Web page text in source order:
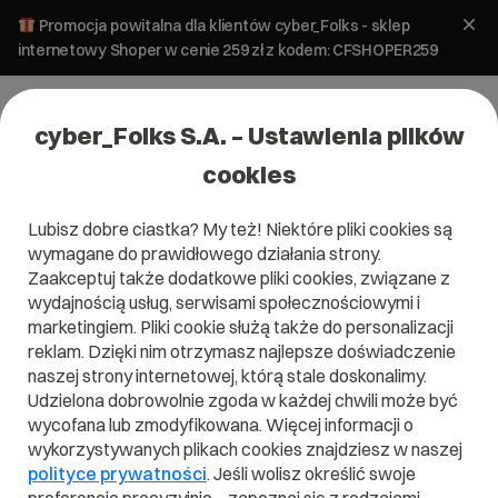
Promocja powitalna dla klientów cyber_Folks - sklep
internetowy Shoper w cenie 259 zł z kodem: CFSHOPER259
Czym jest Grafana?
Przeczytaj czym jestGrafanaw naszym słowniku.
Pomoże Ci to lepiej zrozumieć, czym dokładnie jest
cyber_Folks S.A. – Ustawienia plików
cookies
Lubisz dobre ciastka? My też! Niektóre pliki cookies są
wymagane do prawidłowego działania strony.
Zaakceptuj także dodatkowe pliki cookies, związane z
wydajnością usług, serwisami społecznościowymi i
marketingiem. Pliki cookie służą także do personalizacji
reklam. Dzięki nim otrzymasz najlepsze doświadczenie
naszej strony internetowej, którą stale doskonalimy.
Udzielona dobrowolnie zgoda w każdej chwili może być
wycofana lub zmodyfikowana. Więcej informacji o
wykorzystywanych plikach cookies znajdziesz w naszej
polityce prywatności. Jeśli wolisz określić swoje